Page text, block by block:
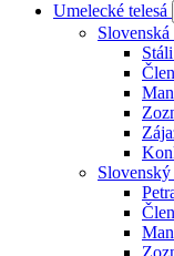
Umelecké telesá